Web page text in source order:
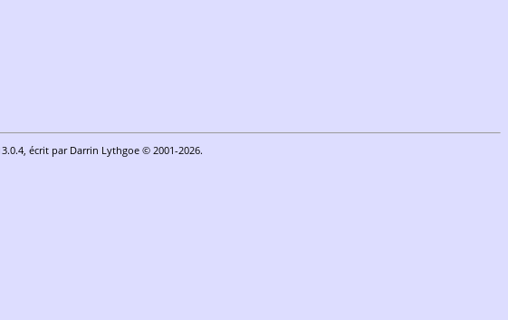
écrit par Darrin Lythgoe © 2001-2026.